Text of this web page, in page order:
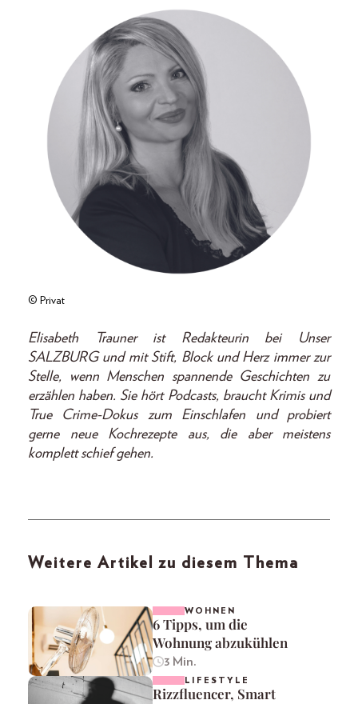
© Privat
Elisabeth Trauner ist Redakteurin bei Unser
SALZBURG und mit Stift, Block und Herz immer zur
Stelle, wenn Menschen spannende Geschichten zu
erzählen haben. Sie hört Podcasts, braucht Krimis und
True Crime-Dokus zum Einschlafen und probiert
gerne neue Kochrezepte aus, die aber meistens
komplett schief gehen.
Weitere Artikel zu diesem Thema
WOHNEN
6 Tipps, um die
Wohnung abzukühlen
3 Min.
LIFESTYLE
Rizzfluencer, Smart